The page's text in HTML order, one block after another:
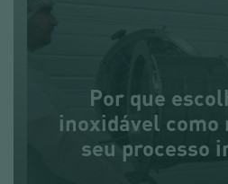
Por que
inoxidável como
seu processo